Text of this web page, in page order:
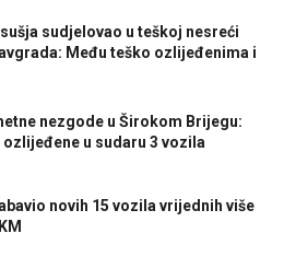
sudjelovao u teškoj nesreći
Među teško ozlijeđenima i
nezgode u Širokom Brijegu:
ozlijeđene u sudaru 3 vozila
novih 15 vozila vrijednih više